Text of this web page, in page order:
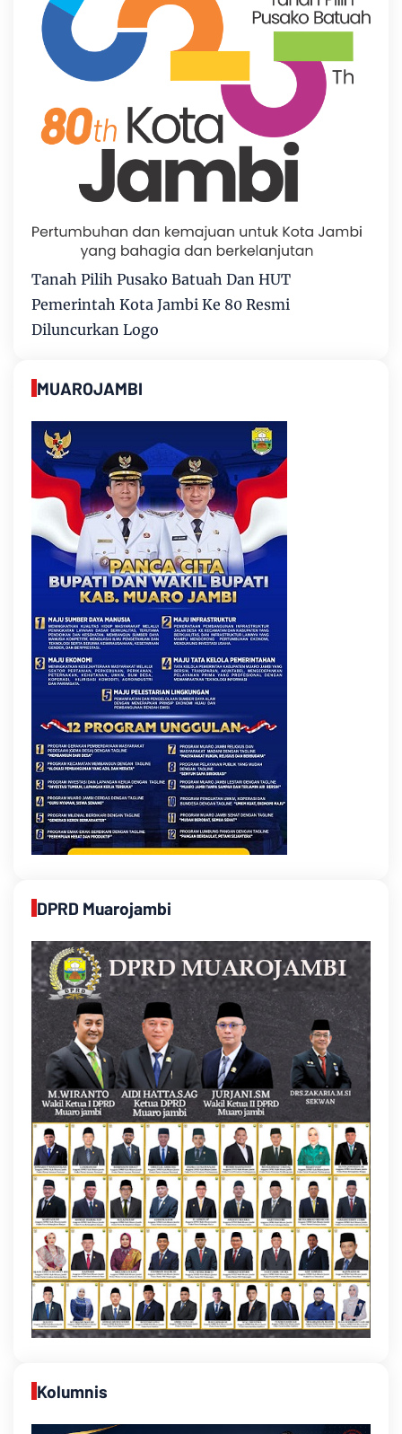
Tanah Pilih Pusako Batuah Dan HUT
Pemerintah Kota Jambi Ke 80 Resmi
Diluncurkan Logo
MUAROJAMBI
DPRD Muarojambi
Kolumnis